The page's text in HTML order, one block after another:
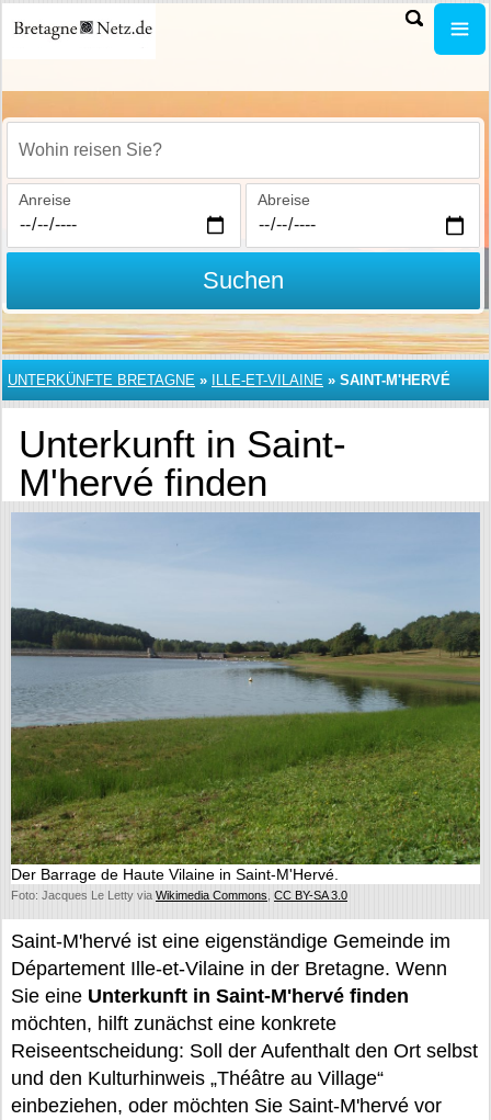
Wohin reisen Sie?
Anreise Abreise
Suchen
UNTERKÜNFTE BRETAGNE » ILLE-ET-VILAINE » SAINT-M'HERVÉ
Unterkunft in Saint-
M'hervé finden
Der Barrage de Haute Vilaine in Saint-M'Hervé.
Foto: Jacques Le Letty via Wikimedia Commons CC BY-SA 3.0
Saint-M'hervé ist eine eigenständige Gemeinde im
Département Ille-et-Vilaine in der Bretagne. Wenn
Sie eine Unterkunft in Saint-M'hervé finden
möchten, hilft zunächst eine konkrete
Reiseentscheidung: Soll der Aufenthalt den Ort selbst
und den Kulturhinweis „Théâtre au Village“
einbeziehen, oder möchten Sie Saint-M'hervé vor